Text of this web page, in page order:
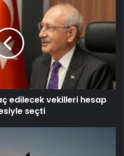
edilecek vekilleri hesap
seçti